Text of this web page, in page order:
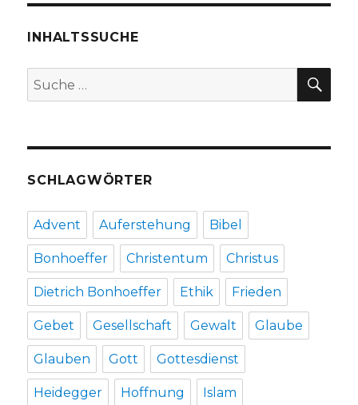
Fleischer,
2019
INHALTSSUCHE
Suche
nach:
SCHLAGWÖRTER
Advent Auferstehung Bibel
Bonhoeffer Christentum Christus
Dietrich Bonhoeffer Ethik Frieden
Gebet Gesellschaft Gewalt Glaube
Glauben Gott Gottesdienst
Heidegger Hoffnung Islam